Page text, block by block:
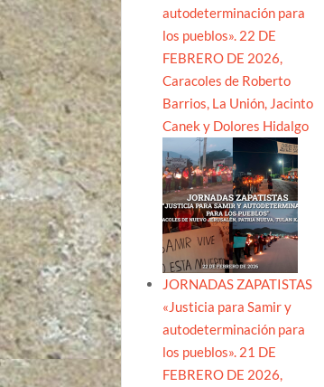
autodeterminación para
los pueblos». 22 DE
FEBRERO DE 2026,
Caracoles de Roberto
Barrios, La Unión, Jacinto
Canek y Dolores Hidalgo
JORNADAS ZAPATISTAS
«Justicia para Samir y
autodeterminación para
los pueblos». 21 DE
FEBRERO DE 2026,